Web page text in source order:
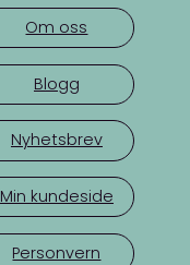
Om oss
Blogg
Nyhetsbrev
Min kundeside
Personvern